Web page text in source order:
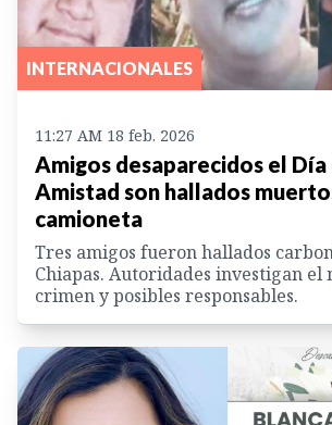
INTERNACIONALES
11:27 AM 18 feb. 2026
Amigos desaparecidos el Día
Amistad son hallados
camioneta
Tres amigos fueron hallados
Chiapas. Autoridades investigan el
crimen y posibles responsables.